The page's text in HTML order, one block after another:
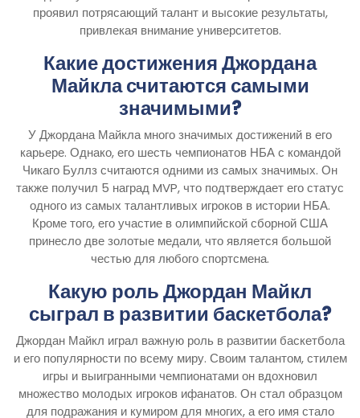
проявил потрясающий талант и высокие результаты,
привлекая внимание университетов.
Какие достижения Джордана
Майкла считаются самыми
значимыми?
У Джордана Майкла много значимых достижений в его
карьере. Однако, его шесть чемпионатов НБА с командой
Чикаго Буллз считаются одними из самых значимых. Он
также получил 5 наград MVP, что подтверждает его статус
одного из самых талантливых игроков в истории НБА.
Кроме того, его участие в олимпийской сборной США
принесло две золотые медали, что является большой
честью для любого спортсмена.
Какую роль Джордан Майкл
сыграл в развитии баскетбола?
Джордан Майкл играл важную роль в развитии баскетбола
и его популярности по всему миру. Своим талантом, стилем
игры и выигранными чемпионатами он вдохновил
множество молодых игроков ифанатов. Он стал образцом
для подражания и кумиром для многих, а его имя стало